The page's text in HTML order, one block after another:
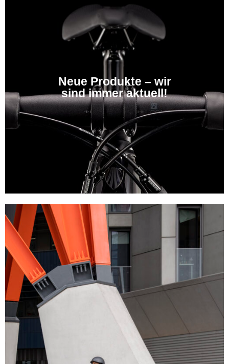
Neue Produkte – wir
sind immer aktuell!